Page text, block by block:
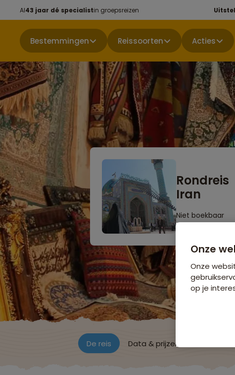
Al43 jaar dé specialistin groepsreizen
Bestemmingen Reissoorten Acties
Rondreis
Iran
Niet boekbaar
De reis Data & prijzen
Onze
Onze
op je